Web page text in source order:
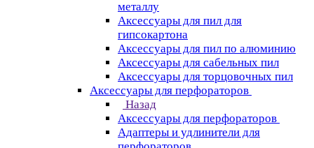
металлу
Аксессуары для пил для
гипсокартона
Аксессуары для пил по алюминию
Аксессуары для сабельных пил
Аксессуары для торцовочных пил
Аксессуары для перфораторов
Назад
Аксессуары для перфораторов
Адаптеры и удлинители для